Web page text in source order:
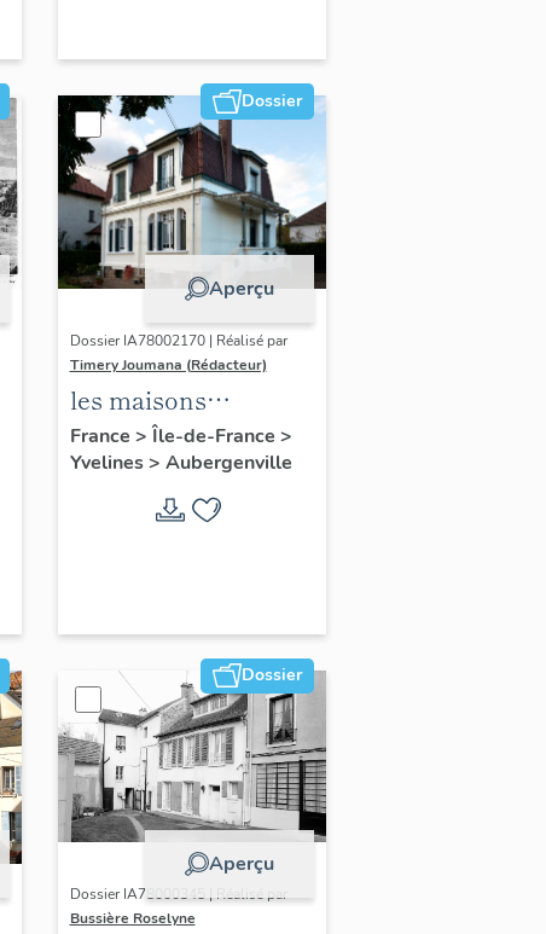
Dossier
Aperçu
Dossier IA78002170 | Réalisé par
Timery Joumana (Rédacteur)
les maisons
d'Elisabethville
France > Île-de-France >
Yvelines> Aubergenville
Dossier
Aperçu
Dossier IA78000345 | Réalisé par
Bussière Roselyne